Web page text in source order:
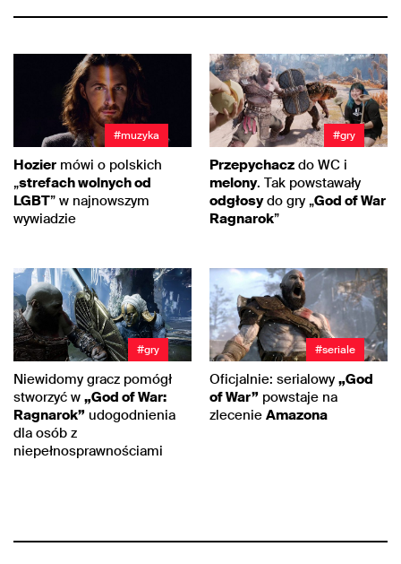
#muzyka
Hozier mówi o polskich
„strefach wolnych od
LGBT” w najnowszym
wywiadzie
#gry
Przepychacz do WC i
melony. Tak powstawały
odgłosydo gry „God of War
Ragnarok”
#gry
Niewidomy gracz pomógł
stworzyć w „God of War:
Ragnarok” udogodnienia
dla osób z
niepełnosprawnościami
#seriale
Oficjalnie: serialowy „God
of War” powstaje na
zlecenie Amazona